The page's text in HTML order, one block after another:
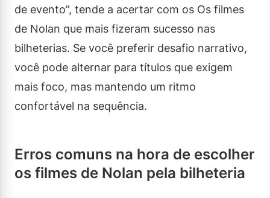
de evento”, tende a acertar com os Os filmes
de Nolan que mais fizeram sucesso nas
bilheterias. Se você preferir desafio narrativo,
você pode alternar para títulos que exigem
mais foco, mas mantendo um ritmo
confortável na sequência.
Erros comuns na hora de escolher
os filmes de Nolan pela bilheteria